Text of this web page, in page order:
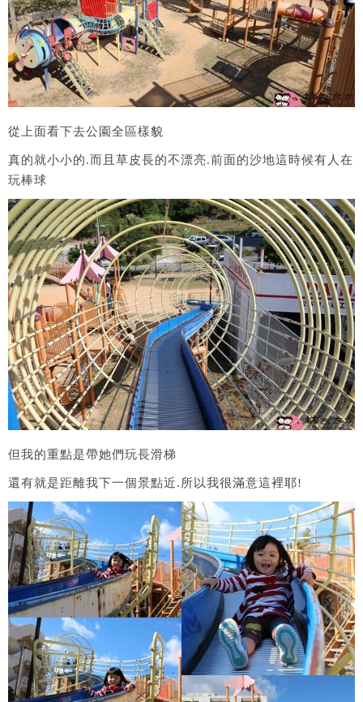
從上面看下去公園全區樣貌
真的就小小的.而且草皮長的不漂亮.前面的沙地這時候有人在
玩棒球
但我的重點是帶她們玩長滑梯
還有就是距離我下一個景點近.所以我很滿意這裡耶!